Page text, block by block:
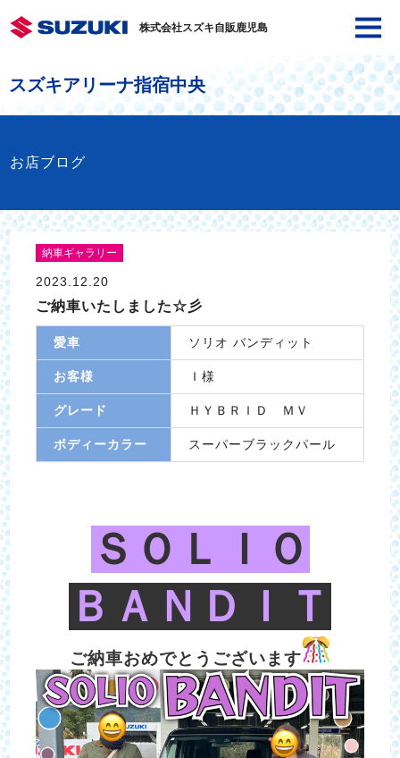
株式会社スズキ自販鹿児島
スズキアリーナ指宿中央
お店ブログ
納車ギャラリー
2023.12.20
ご納車いたしました☆彡
愛車 ソリオ バンディット
お客様 Ｉ様
グレード ＨＹＢＲＩＤ ＭＶ
ボディーカラー スーパーブラックパール
ＳＯＬＩＯ
ＢＡＮＤＩＴ
ご納車おめでとうございます